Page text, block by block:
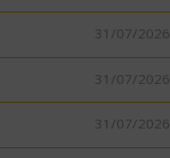
31/07/2026
31/07/2026
31/07/2026